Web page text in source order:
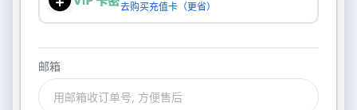
去购买充值卡（更省）
邮箱